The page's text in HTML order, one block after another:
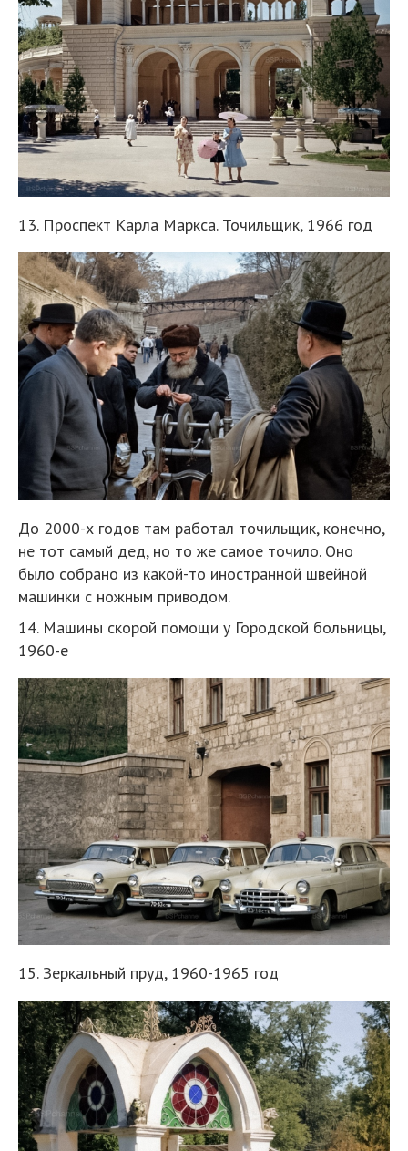
13. Проспект Карла Маркса. Точильщик, 1966 год
До 2000-х годов там работал точильщик, конечно,
не тот самый дед, но то же самое точило. Оно
было собрано из какой-то иностранной швейной
машинки с ножным приводом.
14. Машины скорой помощи у Городской больницы,
1960-е
15. Зеркальный пруд, 1960-1965 год